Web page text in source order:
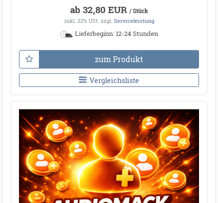
ab 32,80 EUR / Stück
inkl. 22% USt. zzgl. Serviceleistung
Lieferbeginn: 12-24 Stunden
zum Produkt
Vergleichsliste